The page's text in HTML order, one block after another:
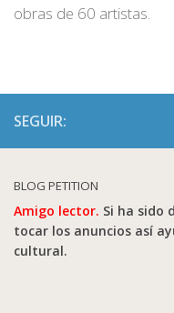
obras de 60 artistas.
SEGUIR:
BLOG PETITION
Amigo lector. Si ha sido
tocar los anuncios así
cultural.